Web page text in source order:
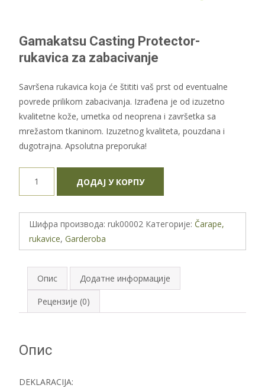
Gamakatsu Casting Protector-
rukavica za zabacivanje
Savršena rukavica koja će štititi vaš prst od eventualne
povrede prilikom zabacivanja. Izrađena je od izuzetno
kvalitetne kože, umetka od neoprena i završetka sa
mrežastom tkaninom. Izuzetnog kvaliteta, pouzdana i
dugotrajna. Apsolutna preporuka!
rukavica
zabacivanje
ДОДАЈ У КОРПУ
Шифра производа: ruk00002 Категорије: Čarape,
rukavice, Garderoba
Опис Додатне информације
Рецензије (0)
Опис
DEKLARACIJA: